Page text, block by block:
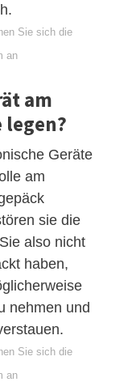
Sie sich die
an
am
legen?
Geräte
am
sie die
also nicht
haben,
nehmen und
Sie sich die
an